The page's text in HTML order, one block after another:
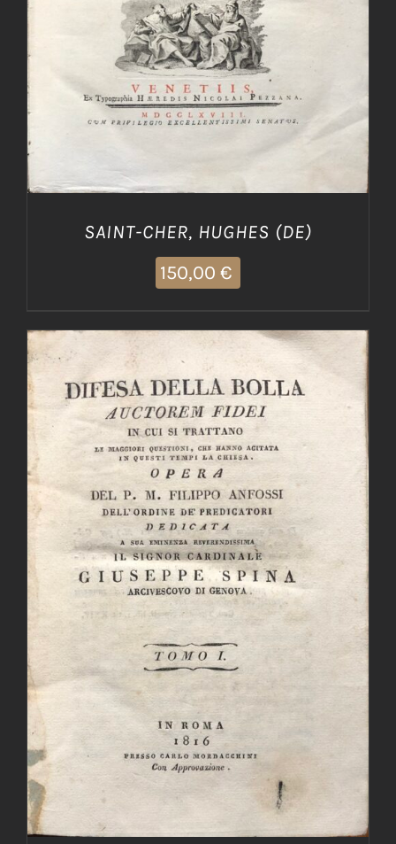
SAINT-CHER, HUGHES (DE)
150,00 €
AGGIUNGI AL CARRELLO / DETTAGLI